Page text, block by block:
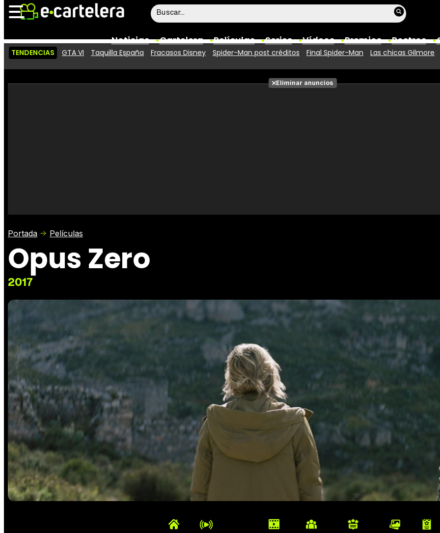
Noticias Cartelera Películas Series Vídeos Premios Rostros
Vídeos
Taquilla
Fotos
TENDENCIAS GTA VI Taquilla España Fracasos Disney Spider-Man post créditos Final Spider-Man Las chicas Gilmore
Eliminar anuncios
Portada Películas
Opus Zero
2017